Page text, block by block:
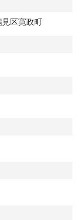
見区寛政町